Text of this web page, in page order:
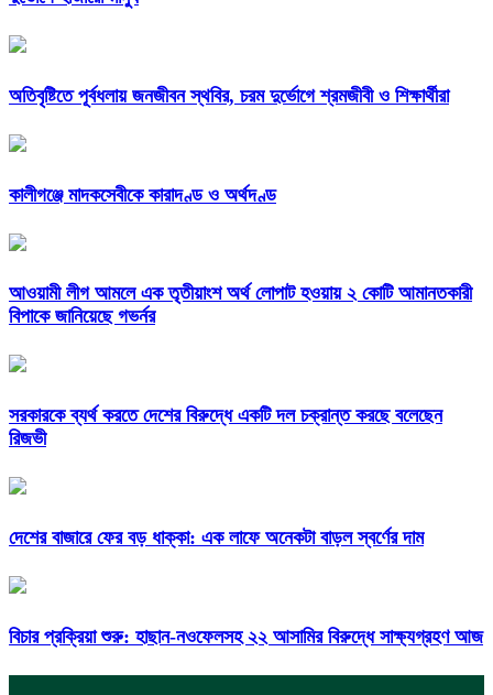
অতিবৃষ্টিতে পূর্বধলায় জনজীবন স্থবির, চরম দুর্ভোগে শ্রমজীবী ও শিক্ষার্থীরা
কালীগঞ্জে মাদকসেবীকে কারাদণ্ড ও অর্থদণ্ড
আওয়ামী লীগ আমলে এক তৃতীয়াংশ অর্থ লোপাট হওয়ায় ২ কোটি আমানতকারী
বিপাকে জানিয়েছে গভর্নর
সরকারকে ব্যর্থ করতে দেশের বিরুদ্ধে একটি দল চক্রান্ত করছে বলেছেন
রিজভী
দেশের বাজারে ফের বড় ধাক্কা: এক লাফে অনেকটা বাড়ল স্বর্ণের দাম
বিচার প্রক্রিয়া শুরু: হাছান-নওফেলসহ ২২ আসামির বিরুদ্ধে সাক্ষ্যগ্রহণ আজ